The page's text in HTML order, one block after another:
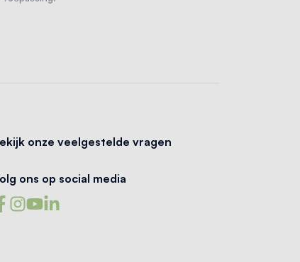
onze veelgestelde vragen
ons op social media